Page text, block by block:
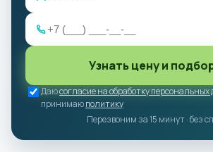
Узнать цену и
Даюсогласие на обработку
принимаюполитику
Перезвоним за 15 минут · без